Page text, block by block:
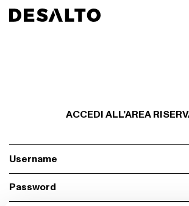
ACCEDI ALL’AREA
Ci sono degli errori.
Controlla il form, i campi con * sono